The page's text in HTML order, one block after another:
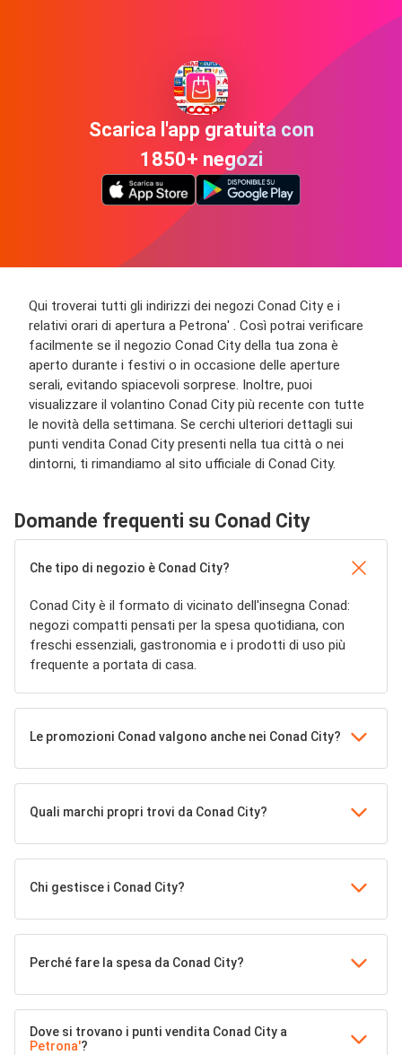
Scarica l'app gratuita con
1850+ negozi
Qui troverai tutti gli indirizzi dei negozi Conad City e i
relativi orari di apertura a Petrona' . Così potrai verificare
facilmente se il negozio Conad City della tua zona è
aperto durante i festivi o in occasione delle aperture
serali, evitando spiacevoli sorprese. Inoltre, puoi
visualizzare il volantino Conad City più recente con tutte
le novità della settimana. Se cerchi ulteriori dettagli sui
punti vendita Conad City presenti nella tua città o nei
dintorni, ti rimandiamo al sito ufficiale di Conad City.
Domande frequenti su Conad City
Che tipo di negozio è Conad City?
Conad City è il formato di vicinato dell'insegna Conad:
negozi compatti pensati per la spesa quotidiana, con
freschi essenziali, gastronomia e i prodotti di uso più
frequente a portata di casa.
Le promozioni Conad valgono anche nei Conad City?
Quali marchi propri trovi da Conad City?
Chi gestisce i Conad City?
Perché fare la spesa da Conad City?
Dove si trovano i punti vendita Conad City a
Petrona'?